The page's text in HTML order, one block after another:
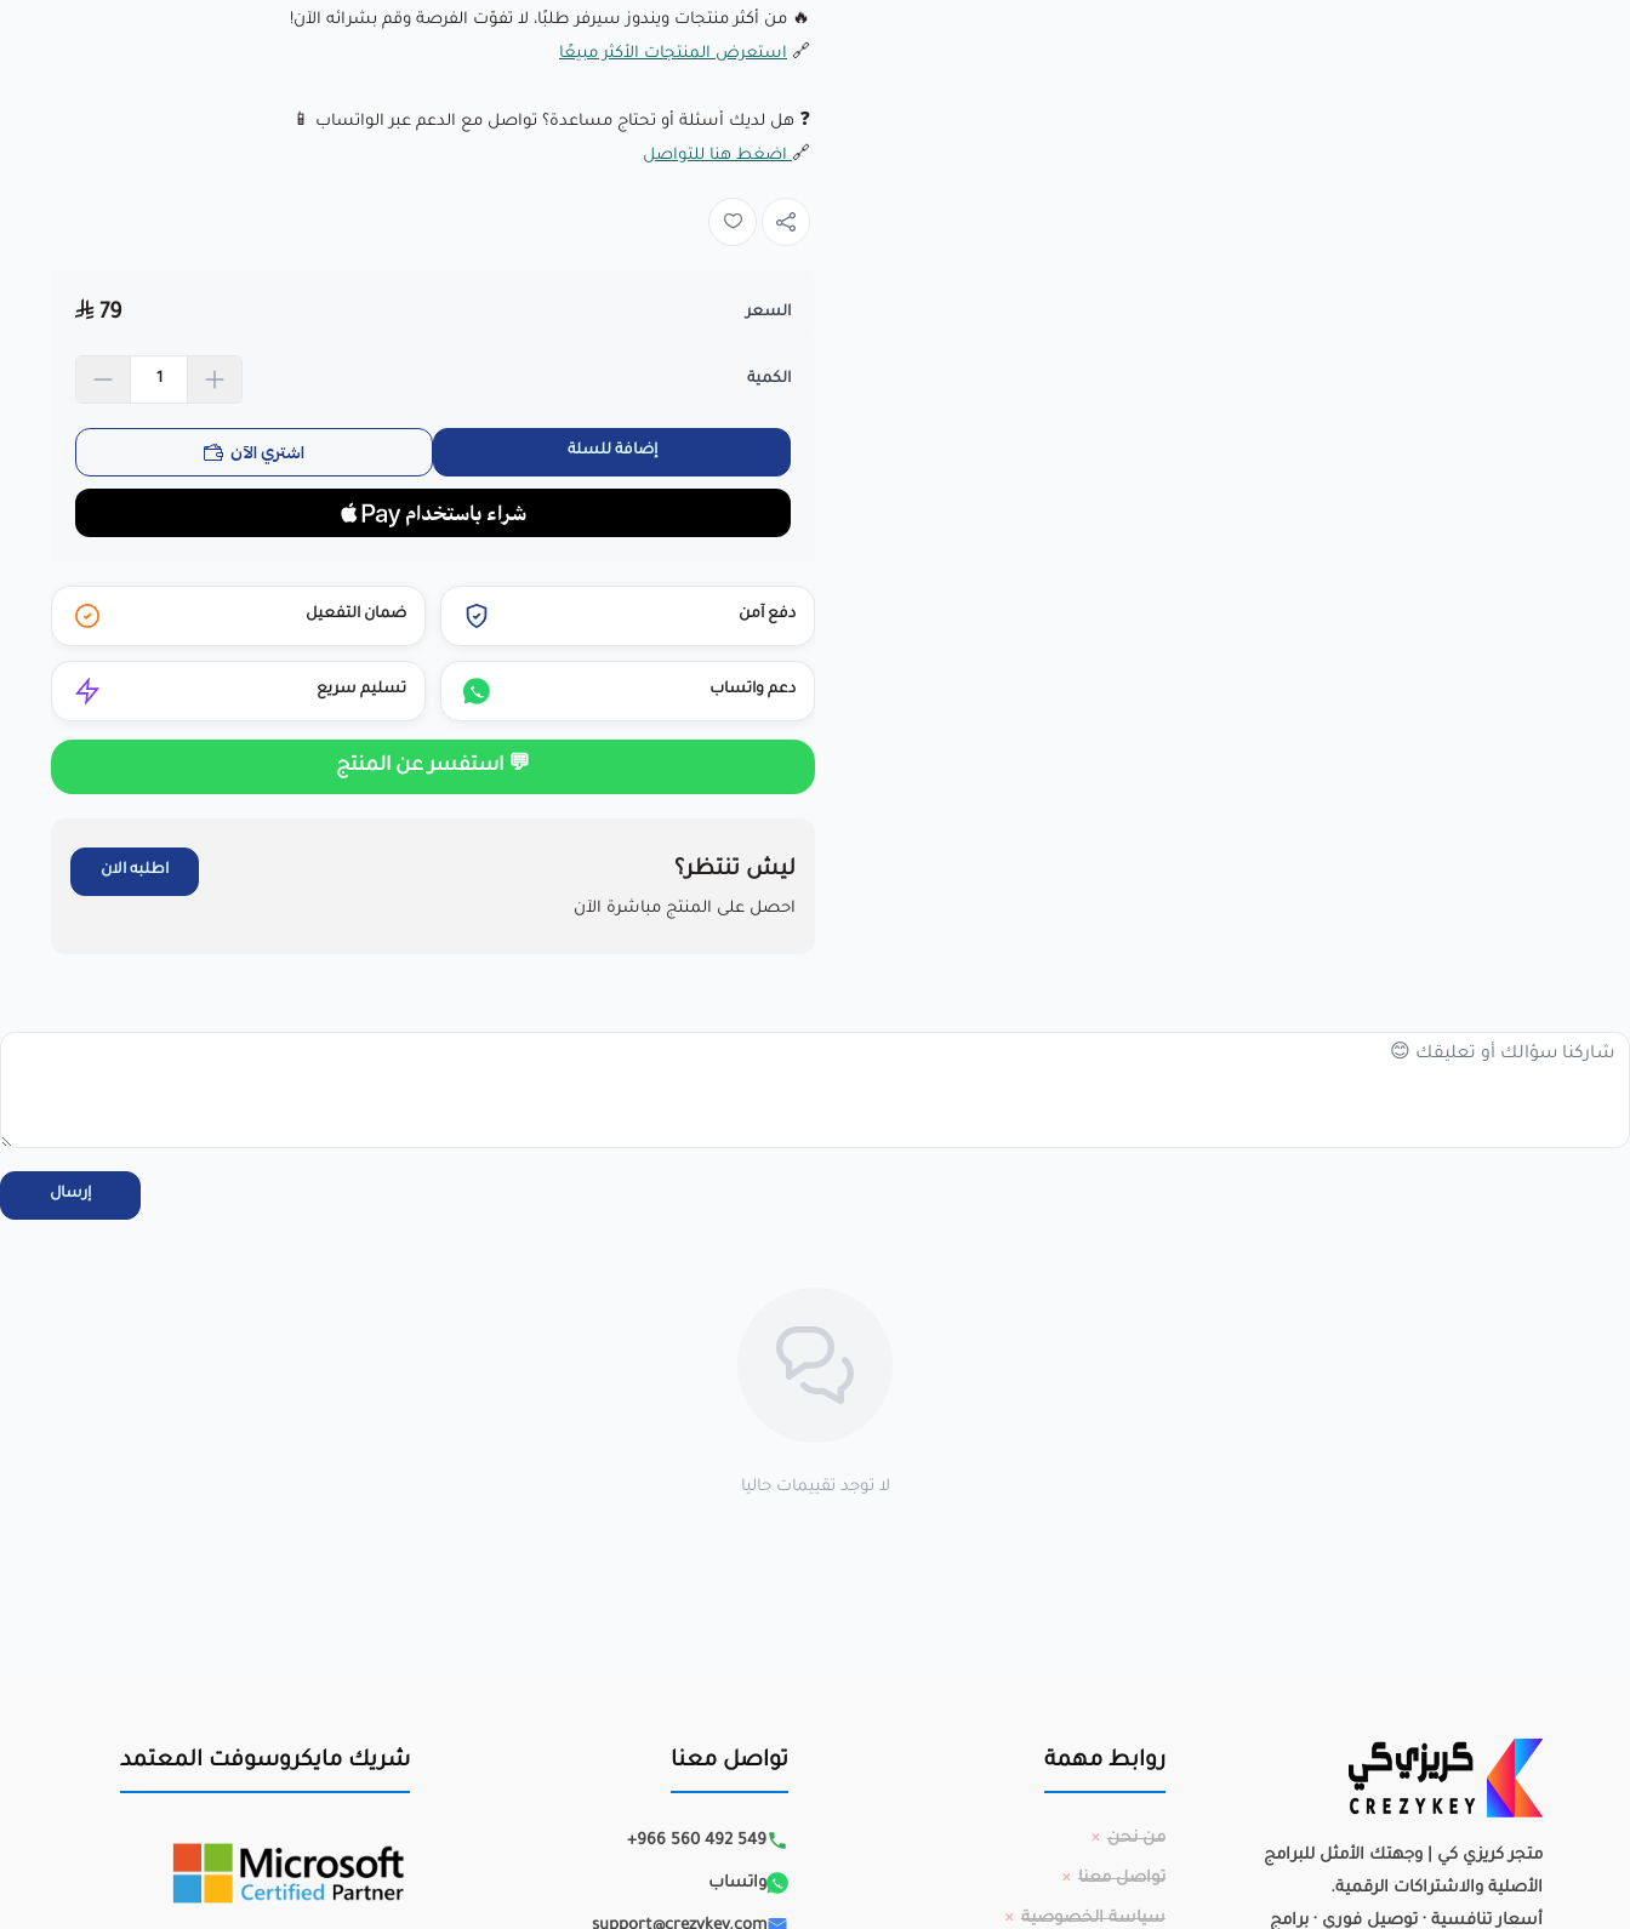
🔥 من أكثر منتجات ويندوز سيرفر طلبًا، لا تفوّت الفرصة وقم بشرائه الآن!
🔗 استعرض المنتجات الأكثر مبيعًا
❓ هل لديك أسئلة أو تحتاج مساعدة؟ تواصل مع الدعم عبر الواتساب 📱
🔗 اضغط هنا للتواصل
السعر 79
الكمية
إضافة للسلة اشتري الآن
دفع آمن ضمان التفعيل
دعم واتساب تسليم سريع
💬 استفسر عن المنتج
ليش تنتظر؟
احصل على المنتج مباشرة الآن
اطلبه الان
إرسال
لا توجد تقييمات حاليا
متجر كريزي كي | وجهتك الأمثل للبرامج
الأصلية والاشتراكات الرقمية.
أسعار تنافسية · توصيل فوري · برامج
روابط مهمة
من نحن
تواصل معنا
سياسة الخصوصية
تواصل معنا
+966 560 492 549
واتساب
شريك مايكروسوفت المعتمد